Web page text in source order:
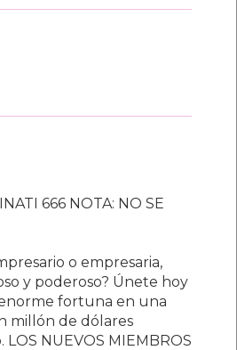
666 NOTA: NO SE
o empresaria,
y poderoso? Únete hoy
fortuna en una
millón de dólares
NUEVOS MIEMBROS